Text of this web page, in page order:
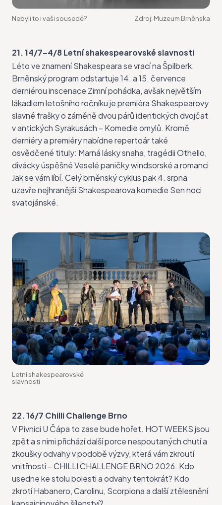
Nebyli to i vaši sousedé? Zdroj: Muzeum Brněnska
21. 14/7–4/8 Letní shakespearovské slavnosti
Léto ve znameníShakespearase vrací na Špilberk.
Brněnský program odstartuje 14. a 15. července
derniérou inscenace Zimní pohádka, avšak největším
lákadlem letošního ročníku je premiéra Shakespearovy
slavné frašky o záměně dvou párů identických dvojčat
v antických Syrakusách – Komedie omylů. Kromě
derniéry a premiéry nabídne repertoár také
osvědčené tituly: Marná lásky snaha, tragédii Othello,
divácky úspěšné Veselé paničky windsorské a romanci
Jak se vám líbí. Celý brněnský cyklus pak 4. srpna
uzavře nejhranější Shakespearova komedie Sen noci
svatojánské.
Letní shakespearovské
slavnosti
22. 16/7 Chilli Challenge Brno
V Pivnici U Čápa to zase bude hořet. HOT WEEKS jsou
zpět a s nimi přichází další porce nespoutaných chutí a
zkoušky odvahy v podobě výzvy, která vám zkroutí
vnitřnosti –CHILLI CHALLENGE BRNO 2026. Kdo
usedne ke stolu bolesti a odvahy tentokrát? Kdo
zkrotí Habanero, Carolinu, Scorpiona a další ztělesnění